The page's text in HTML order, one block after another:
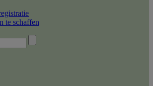
te schaffen